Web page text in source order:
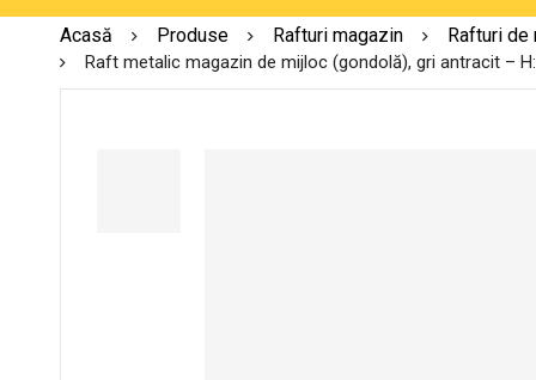
Acasă Produse Rafturi magazin Rafturi de
Raft metalic magazin de mijloc (gondolă), gri antracit –